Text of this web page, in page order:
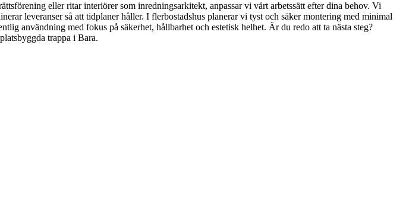
eller ritar interiörer som inredningsarkitekt, anpassar vi vårt arbetssätt efter dina behov. Vi
leveranser så att tidplaner håller. I flerbostadshus planerar vi tyst och säker montering med minimal
användning med fokus på säkerhet, hållbarhet och estetisk helhet. Är du redo att ta nästa steg?
trappa i Bara.